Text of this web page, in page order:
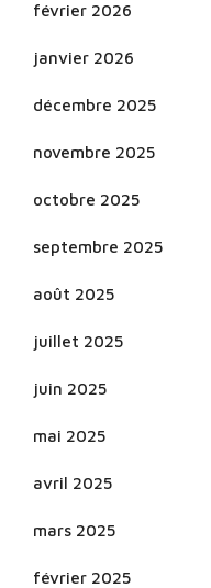
février 2026
janvier 2026
décembre 2025
novembre 2025
octobre 2025
septembre 2025
août 2025
juillet 2025
juin 2025
mai 2025
avril 2025
mars 2025
février 2025